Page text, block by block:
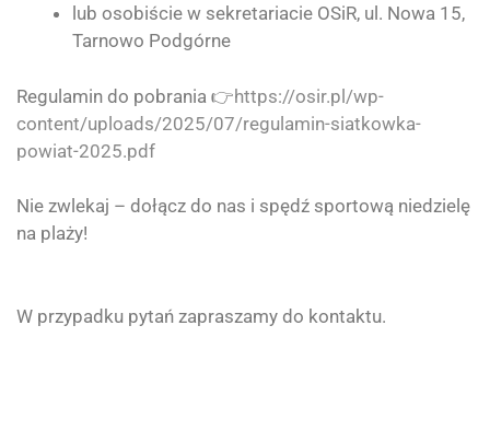
lub osobiście w sekretariacie OSiR, ul. Nowa 15,
Tarnowo Podgórne
Regulamin do pobrania 👉https://osir.pl/wp-
content/uploads/2025/07/regulamin-siatkowka-
powiat-2025.pdf
Nie zwlekaj – dołącz do nas i spędź sportową niedzielę
na plaży!
W przypadku pytań zapraszamy do kontaktu.